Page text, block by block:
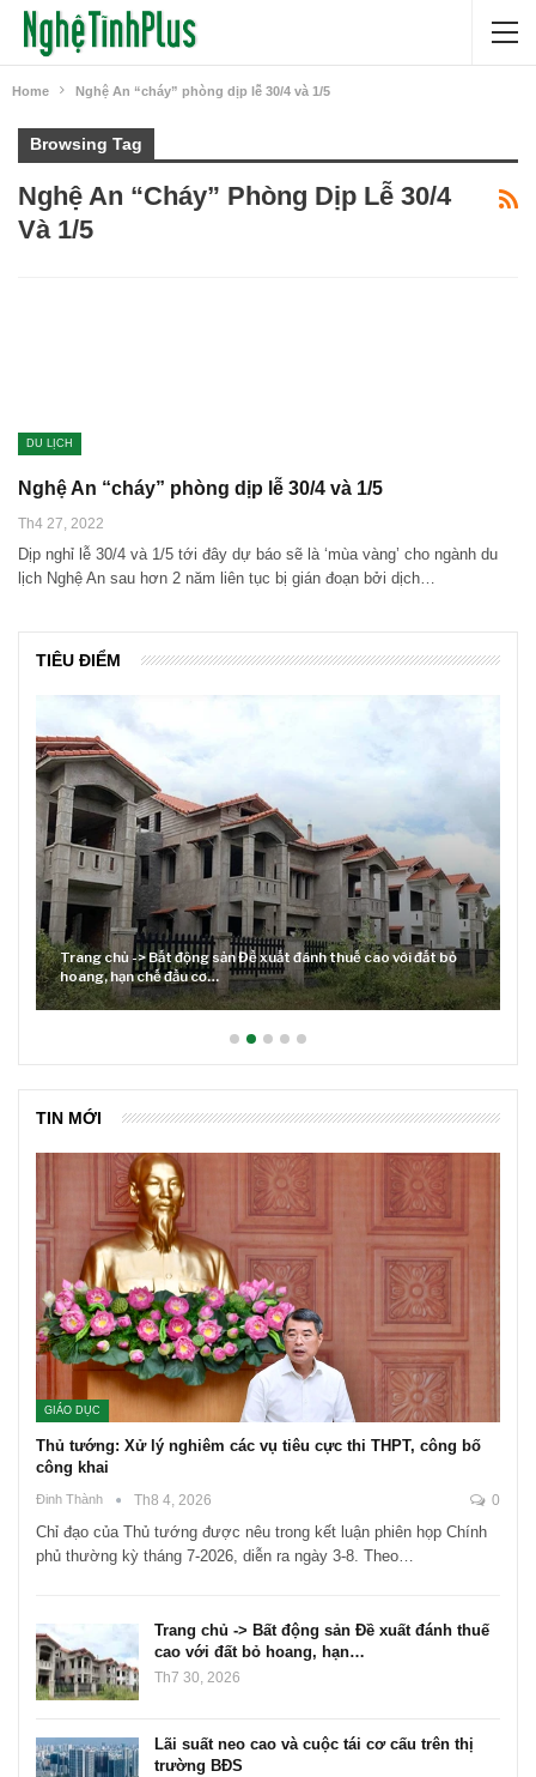
Home Nghệ An “cháy” phòng dịp lễ 30/4 và 1/5
Browsing Tag
Nghệ An “cháy” Phòng Dịp Lễ 30/4
Và 1/5
DU LỊCH
Nghệ An “cháy” phòng dịp lễ 30/4 và 1/5
Th4 27, 2022
Dịp nghỉ lễ 30/4 và 1/5 tới đây dự báo sẽ là ‘mùa vàng’ cho ngành du
lịch Nghệ An sau hơn 2 năm liên tục bị gián đoạn bởi dịch…
TIÊU ĐIỂM
Trang chủ -> Bất động sản Đề xuất đánh thuế cao với đất bỏ
hoang, hạn chế đầu cơ…
TIN MỚI
GIÁO DỤC
Thủ tướng: Xử lý nghiêm các vụ tiêu cực thi THPT, công bố
công khai
Đinh Thành Th8 4, 2026 0
Chỉ đạo của Thủ tướng được nêu trong kết luận phiên họp Chính
phủ thường kỳ tháng 7-2026, diễn ra ngày 3-8. Theo…
Trang chủ -> Bất động sản Đề xuất đánh thuế
cao với đất bỏ hoang, hạn…
Th7 30, 2026
Lãi suất neo cao và cuộc tái cơ cấu trên thị
trường BĐS